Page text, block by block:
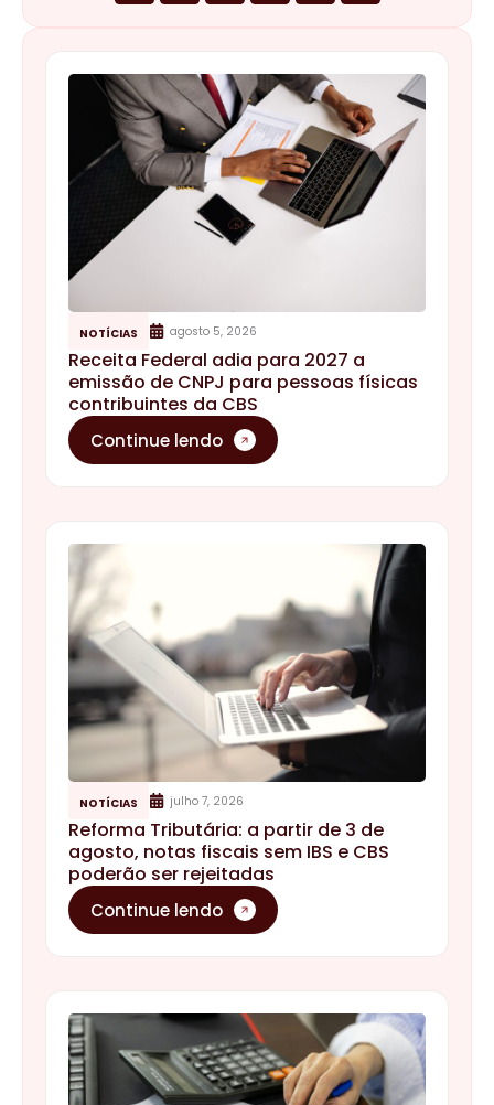
NOTÍCIAS agosto 5, 2026
Receita Federal adia para 2027 a
emissão de CNPJ para pessoas físicas
contribuintes da CBS
Continue lendo
NOTÍCIAS julho 7, 2026
Reforma Tributária: a partir de 3 de
agosto, notas fiscais sem IBS e CBS
poderão ser rejeitadas
Continue lendo